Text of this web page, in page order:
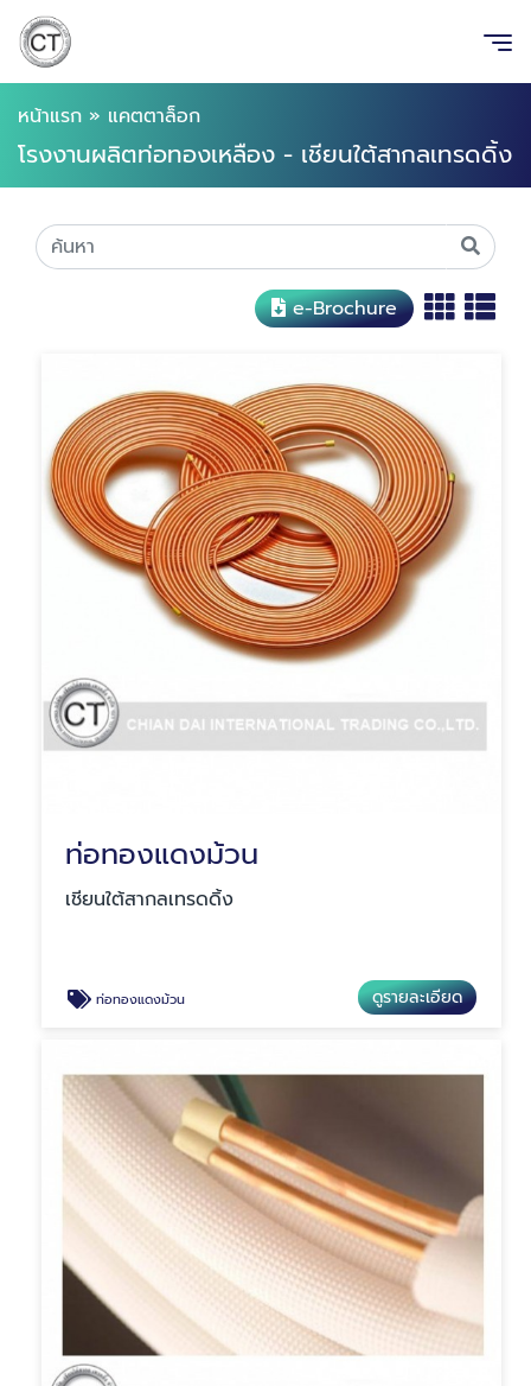
หน้าแรก » แคตตาล็อก
โรงงานผลิตท่อทองเหลือง - เชียนใต้สากลเทรดดิ้ง
e-Brochure
ท่อทองแดงม้วน
เชียนใต้สากลเทรดดิ้ง
ท่อทองแดงม้วน ดูรายละเอียด